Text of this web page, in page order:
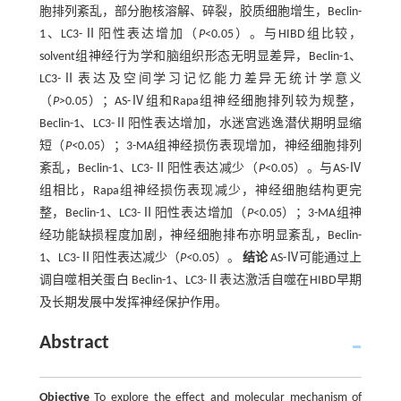
胞排列紊乱，部分胞核溶解、碎裂，胶质细胞增生，Beclin-
1、LC3-Ⅱ阳性表达增加（ P<0.05）。与HIBD组比较，
solvent组神经行为学和脑组织形态无明显差异，Beclin-1、
LC3-Ⅱ表达及空间学习记忆能力差异无统计学意义
（P>0.05）；AS-Ⅳ组和Rapa组神经细胞排列较为规整，
Beclin-1、LC3-Ⅱ阳性表达增加，水迷宫逃逸潜伏期明显缩
短（P<0.05）；3-MA组神经损伤表现增加，神经细胞排列
紊乱，Beclin-1、LC3-Ⅱ阳性表达减少（P<0.05）。与AS-Ⅳ
组相比，Rapa组神经损伤表现减少，神经细胞结构更完
整，Beclin-1、LC3-Ⅱ阳性表达增加（P<0.05）；3-MA组神
经功能缺损程度加剧，神经细胞排布亦明显紊乱，Beclin-
1、LC3-Ⅱ阳性表达减少（P<0.05）。结论AS-Ⅳ可能通过上
调自噬相关蛋白 Beclin-1、LC3-Ⅱ表达激活自噬在HIBD早期
及长期发展中发挥神经保护作用。
Abstract
ObjectiveTo explore the effect and molecular mechanism of